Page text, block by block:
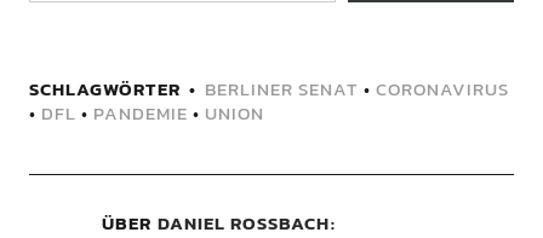
SCHLAGWÖRTER BERLINER SENAT • CORONAVIRUS
• DFL • PANDEMIE • UNION
ÜBER DANIEL ROSSBACH